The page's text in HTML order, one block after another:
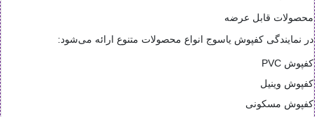
محصولات قابل عرضه
در نمایندگی کفپوش یاسوج انواع محصولات متنوع ارائه می‌شود:
کفپوش PVC
کفپوش وینیل
کفپوش مسکونی